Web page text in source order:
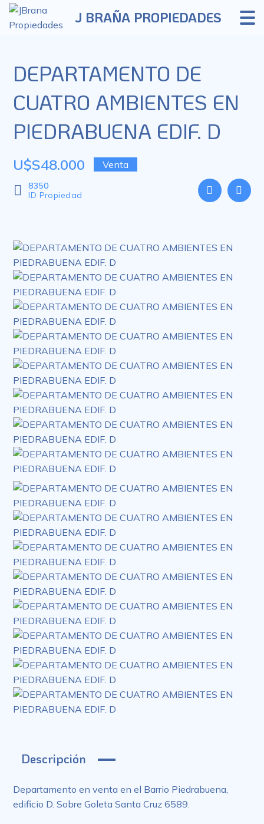
J BRAÑA PROPIEDADES
DEPARTAMENTO DE
CUATRO AMBIENTES EN
PIEDRABUENA EDIF. D
U$S48.000 Venta
8350
ID Propiedad
Descripción
Departamento en venta en el Barrio Piedrabuena,
edificio D. Sobre Goleta Santa Cruz 6589.